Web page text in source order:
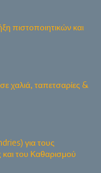
πιστοποιητικών και
χαλιά, ταπετσαρίες &
για τους
και του Καθαρισμού